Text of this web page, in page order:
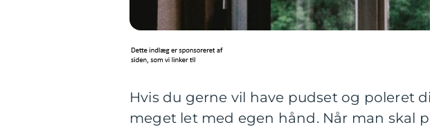
Hvis du gerne vil have pudset og poleret
meget let med egen hånd. Når man skal